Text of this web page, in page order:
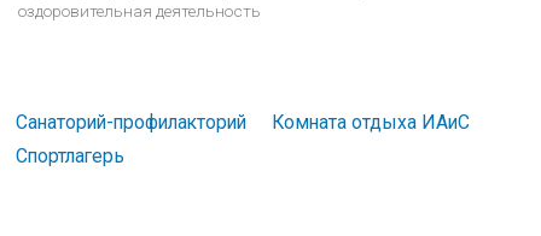
оздоровительная деятельность
Санаторий-профилакторий
Комната отдыха ИАиС
Спортлагерь